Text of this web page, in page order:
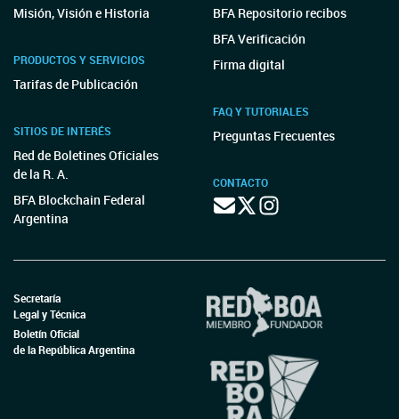
Misión, Visión e Historia
PRODUCTOS Y SERVICIOS
Tarifas de Publicación
SITIOS DE INTERÉS
Red de Boletines Oficiales
de la R. A.
BFA Blockchain Federal
Argentina
BFA Repositorio recibos
BFA Verificación
Firma digital
FAQ Y TUTORIALES
Preguntas Frecuentes
CONTACTO
Secretaría
Legal y Técnica
Boletín Oficial
de la República Argentina